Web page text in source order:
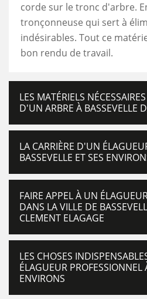
corde sur le tronc d'arbre.
tronçonneuse qui sert à
indésirables. Tout ce
bon rendu de travail.
LES MATÉRIELS
D'UN ARBRE À BASSEVELLE
LA CARRIÈRE D'UN
BASSEVELLE ET SES
FAIRE APPEL À UN
DANS LA VILLE DE
CLEMENT ELAGAGE
LES CHOSES
ÉLAGUEUR PROFESSIONNEL
ENVIRONS